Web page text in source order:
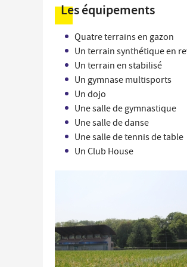
Les équipements
Quatre terrains en gazon
Un terrain synthétique en
Un terrain en stabilisé
Un gymnase multisports
Un dojo
Une salle de gymnastique
Une salle de danse
Une salle de tennis de table
Un Club House